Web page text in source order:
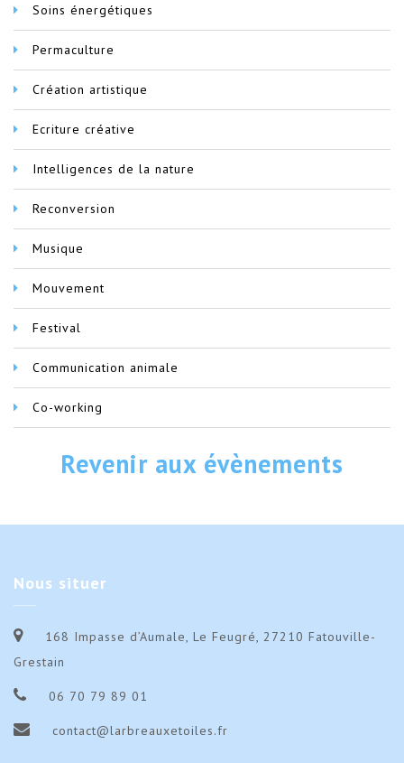
Soins énergétiques
Permaculture
Création artistique
Ecriture créative
Intelligences de la nature
Reconversion
Musique
Mouvement
Festival
Communication animale
Co-working
Revenir aux évènements
Nous situer
168 Impasse d’Aumale, Le Feugré, 27210 Fatouville-
Grestain
06 70 79 89 01
contact@larbreauxetoiles.fr